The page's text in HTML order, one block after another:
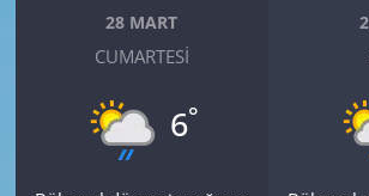
28 MART
CUMARTESI
6°